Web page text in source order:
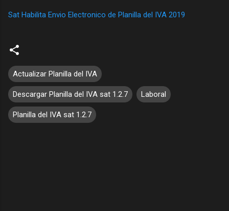
Sat Habilita Envio Electronico de Planilla del IVA 2019
Actualizar Planilla del IVA
Descargar Planilla del IVA sat 1.2.7 Laboral
Planilla del IVA sat 1.2.7